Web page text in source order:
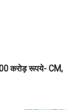
करोड़ रूपये- CM,